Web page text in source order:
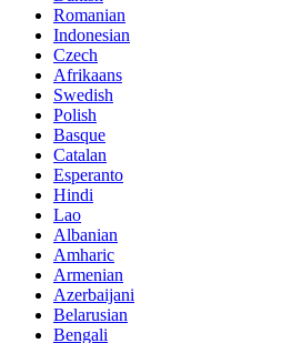
Romanian
Indonesian
Czech
Afrikaans
Swedish
Polish
Basque
Catalan
Esperanto
Hindi
Lao
Albanian
Amharic
Armenian
Azerbaijani
Belarusian
Bengali